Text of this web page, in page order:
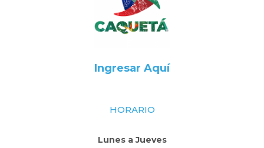
Ingresar Aquí
HORARIO
Lunes a Jueves